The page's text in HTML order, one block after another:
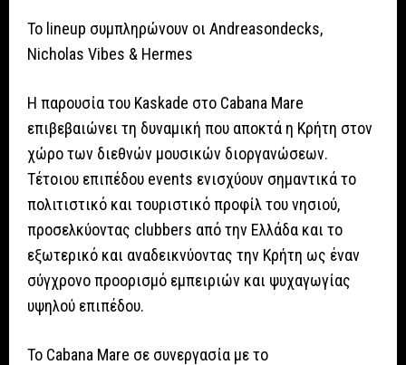
Το lineup συμπληρώνουν οι Andreasondecks,
Nicholas Vibes & Hermes
Η παρουσία του Kaskade στο Cabana Mare
επιβεβαιώνει τη δυναμική που αποκτά η Κρήτη στον
χώρο των διεθνών μουσικών διοργανώσεων.
Τέτοιου επιπέδου events ενισχύουν σημαντικά το
πολιτιστικό και τουριστικό προφίλ του νησιού,
προσελκύοντας clubbers από την Ελλάδα και το
εξωτερικό και αναδεικνύοντας την Κρήτη ως έναν
σύγχρονο προορισμό εμπειριών και ψυχαγωγίας
υψηλού επιπέδου.
Το Cabana Mare σε συνεργασία με το